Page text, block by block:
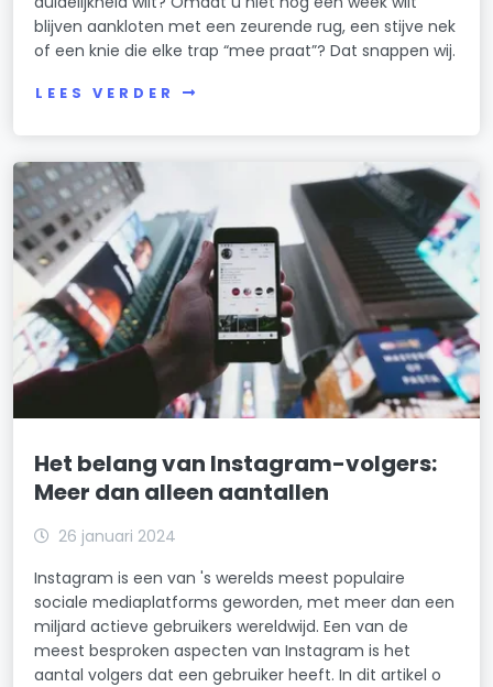
blijven aankloten met een zeurende rug, een stijve nek
of een knie die elke trap “mee praat”? Dat snappen wij.
LEES VERDER
Het belang van Instagram-volgers:
Meer dan alleen aantallen
26 januari 2024
Instagram is een van 's werelds meest populaire
sociale mediaplatforms geworden, met meer dan een
miljard actieve gebruikers wereldwijd. Een van de
meest besproken aspecten van Instagram is het
aantal volgers dat een gebruiker heeft. In dit artikel o